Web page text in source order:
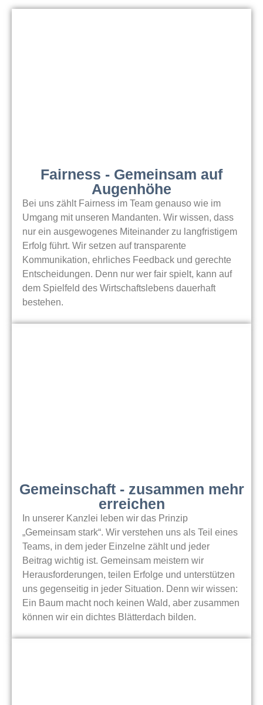
Fairness - Gemeinsam auf
Augenhöhe
Bei uns zählt Fairness im Team genauso wie im
Umgang mit unseren Mandanten. Wir wissen, dass
nur ein ausgewogenes Miteinander zu langfristigem
Erfolg führt. Wir setzen auf transparente
Kommunikation, ehrliches Feedback und gerechte
Entscheidungen. Denn nur wer fair spielt, kann auf
dem Spielfeld des Wirtschaftslebens dauerhaft
bestehen.
Gemeinschaft - zusammen mehr
erreichen
In unserer Kanzlei leben wir das Prinzip
„Gemeinsam stark“. Wir verstehen uns als Teil eines
Teams, in dem jeder Einzelne zählt und jeder
Beitrag wichtig ist. Gemeinsam meistern wir
Herausforderungen, teilen Erfolge und unterstützen
uns gegenseitig in jeder Situation. Denn wir wissen:
Ein Baum macht noch keinen Wald, aber zusammen
können wir ein dichtes Blätterdach bilden.